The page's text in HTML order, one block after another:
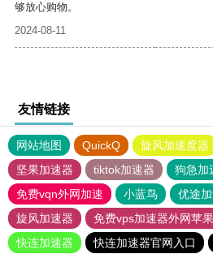
够放心购物。
2024-08-11
友情链接
网站地图 QuickQ 旋风加速度器
坚果加速器
tiktok加速器
狗急加
免费vqn外网加速
小蓝鸟 优途
旋风加速器
免费vps加速器外网苹
快连加速器
快连加速器官网入口